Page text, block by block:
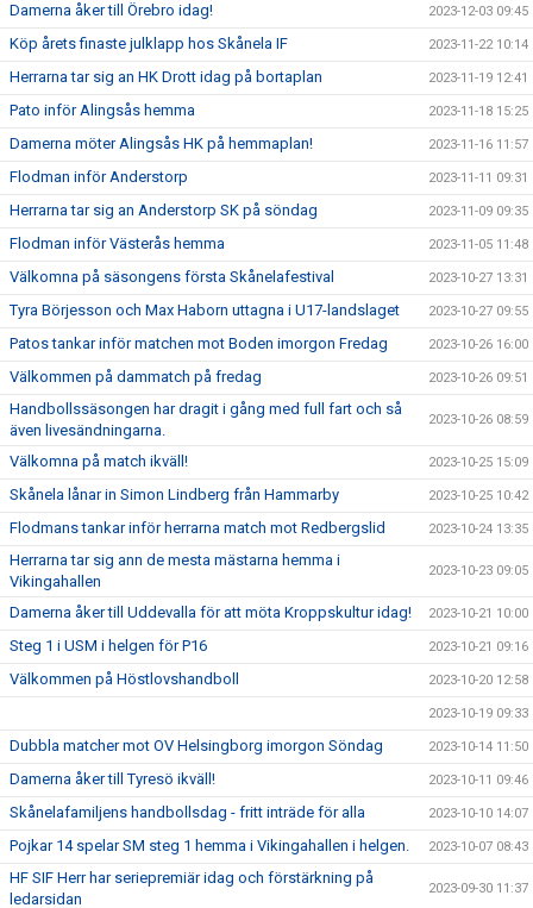
Damerna åker till Örebro idag! 2023-12-03 09:45
Köp årets finaste julklapp hos Skånela IF 2023-11-22 10:14
Herrarna tar sig an HK Drott idag på bortaplan 2023-11-19 12:41
Pato inför Alingsås hemma 2023-11-18 15:25
Damerna möter Alingsås HK på hemmaplan! 2023-11-16 11:57
Flodman inför Anderstorp 2023-11-11 09:31
Herrarna tar sig an Anderstorp SK på söndag 2023-11-09 09:35
Flodman inför Västerås hemma 2023-11-05 11:48
Välkomna på säsongens första Skånelafestival 2023-10-27 13:31
Tyra Börjesson och Max Haborn uttagna i U17-landslaget 2023-10-27 09:55
Patos tankar inför matchen mot Boden imorgon Fredag 2023-10-26 16:00
Välkommen på dammatch på fredag 2023-10-26 09:51
Handbollssäsongen har dragit i gång med full fart och så
även livesändningarna.
2023-10-26 08:59
Välkomna på match ikväll! 2023-10-25 15:09
Skånela lånar in Simon Lindberg från Hammarby 2023-10-25 10:42
Flodmans tankar inför herrarna match mot Redbergslid 2023-10-24 13:35
Herrarna tar sig ann de mesta mästarna hemma i
Vikingahallen
2023-10-23 09:05
Damerna åker till Uddevalla för att möta Kroppskultur idag! 2023-10-21 10:00
Steg 1 i USM i helgen för P16 2023-10-21 09:16
Välkommen på Höstlovshandboll 2023-10-20 12:58
2023-10-19 09:33
Dubbla matcher mot OV Helsingborg imorgon Söndag 2023-10-14 11:50
Damerna åker till Tyresö ikväll! 2023-10-11 09:46
Skånelafamiljens handbollsdag - fritt inträde för alla 2023-10-10 14:07
Pojkar 14 spelar SM steg 1 hemma i Vikingahallen i helgen. 2023-10-07 08:43
HF SIF Herr har seriepremiär idag och förstärkning på
ledarsidan
2023-09-30 11:37